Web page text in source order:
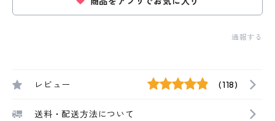
通報する
レビュー (118)
送料・配送方法について